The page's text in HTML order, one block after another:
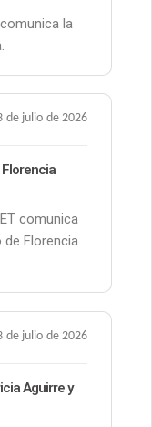
la
de julio de 2026
comunica
de Florencia
de julio de 2026
Aguirre y